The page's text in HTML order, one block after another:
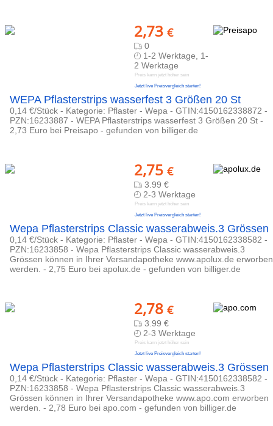
2,73 €
0
1-2 Werktage, 1-
2 Werktage
Preis kann jetzt höher sein
Jetzt live Preisvergleich starten!
WEPA Pflasterstrips wasserfest 3 Größen 20 St
0,14 €/Stück - Kategorie: Pflaster - Wepa - GTIN:4150162338872 -
PZN:16233887 - WEPA Pflasterstrips wasserfest 3 Größen 20 St -
2,73 Euro bei Preisapo - gefunden von billiger.de
2,75 €
3.99 €
2-3 Werktage
Preis kann jetzt höher sein
Jetzt live Preisvergleich starten!
Wepa Pflasterstrips Classic wasserabweis.3 Grössen
0,14 €/Stück - Kategorie: Pflaster - Wepa - GTIN:4150162338582 -
PZN:16233858 - Wepa Pflasterstrips Classic wasserabweis.3
Grössen können in Ihrer Versandapotheke www.apolux.de erworben
werden. - 2,75 Euro bei apolux.de - gefunden von billiger.de
2,78 €
3.99 €
2-3 Werktage
Preis kann jetzt höher sein
Jetzt live Preisvergleich starten!
Wepa Pflasterstrips Classic wasserabweis.3 Grössen
0,14 €/Stück - Kategorie: Pflaster - Wepa - GTIN:4150162338582 -
PZN:16233858 - Wepa Pflasterstrips Classic wasserabweis.3
Grössen können in Ihrer Versandapotheke www.apo.com erworben
werden. - 2,78 Euro bei apo.com - gefunden von billiger.de